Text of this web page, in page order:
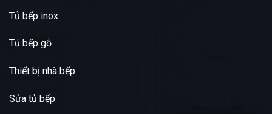
Tủ bếp inox
Tủ bếp gỗ
Thiết bị nhà bếp
Sửa tủ bếp